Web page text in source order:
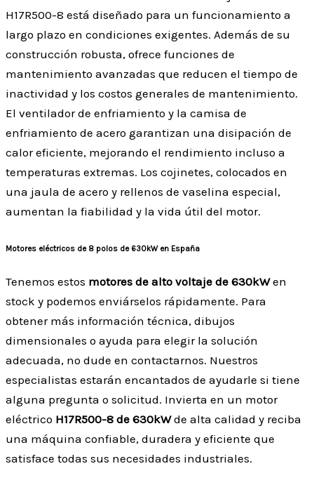
H17R500-8 está diseñado para un funcionamiento a
largo plazo en condiciones exigentes. Además de su
construcción robusta, ofrece funciones de
mantenimiento avanzadas que reducen el tiempo de
inactividad y los costos generales de mantenimiento.
El ventilador de enfriamiento y la camisa de
enfriamiento de acero garantizan una disipación de
calor eficiente, mejorando el rendimiento incluso a
temperaturas extremas. Los cojinetes, colocados en
una jaula de acero y rellenos de vaselina especial,
aumentan la fiabilidad y la vida útil del motor.
Motores eléctricos de 8 polos de 630kW en España
Tenemos estos motores de alto voltaje de 630kWen
stock y podemos enviárselos rápidamente. Para
obtener más información técnica, dibujos
dimensionales o ayuda para elegir la solución
adecuada, no dude en contactarnos. Nuestros
especialistas estarán encantados de ayudarle si tiene
alguna pregunta o solicitud. Invierta en un motor
eléctrico H17R500-8 de 630kWde alta calidad y reciba
una máquina confiable, duradera y eficiente que
satisface todas sus necesidades industriales.